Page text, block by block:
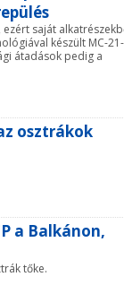
saját
készült MC-21-
átadások pedig a
osztrákok
a Balkánon,
tőke.